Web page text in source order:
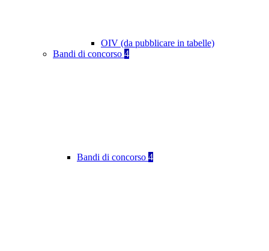
OIV (da pubblicare in tabelle)
Bandi di concorso 4
Bandi di concorso 4